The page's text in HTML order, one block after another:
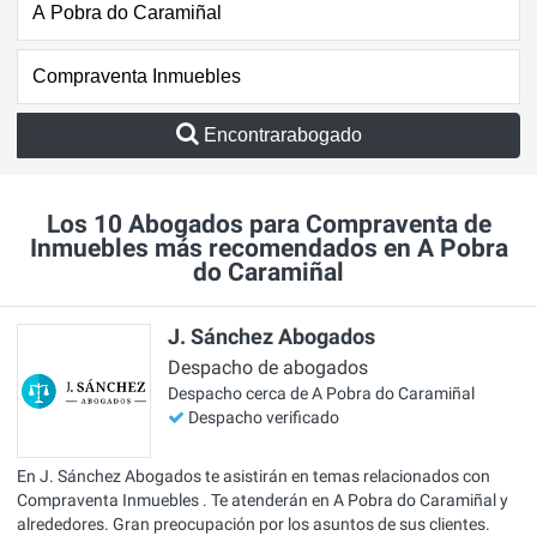
Encontrarabogado
Los 10 Abogados para Compraventa de
Inmuebles más recomendados en A Pobra
do Caramiñal
J. Sánchez Abogados
Despacho de abogados
Despacho cerca de A Pobra do Caramiñal
Despacho verificado
En J. Sánchez Abogados te asistirán en temas relacionados con
Compraventa Inmuebles . Te atenderán en A Pobra do Caramiñal y
alrededores. Gran preocupación por los asuntos de sus clientes.